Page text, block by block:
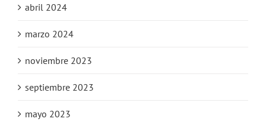
abril 2024
marzo 2024
noviembre 2023
septiembre 2023
mayo 2023